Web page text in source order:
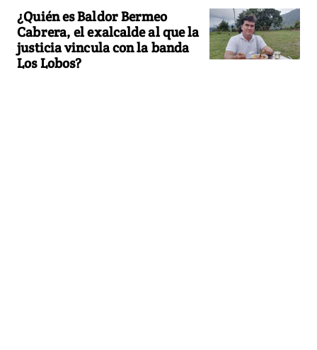
¿Quién es Baldor Bermeo
Cabrera, el exalcalde al que la
justicia vincula con la banda
Los Lobos?